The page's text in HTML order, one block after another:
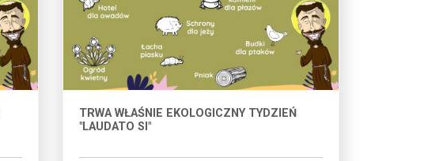
TRWA WŁAŚNIE EKOLOGICZNY TYDZIEŃ
"LAUDATO SI"